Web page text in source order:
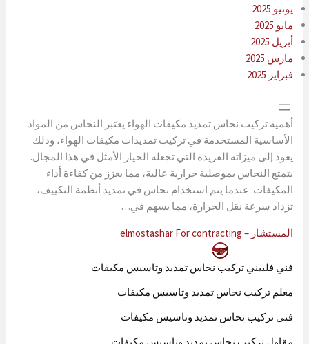
يونيو 2025
مايو 2025
أبريل 2025
مارس 2025
فبراير 2025
أهمية تركيب نحاس تمديد مكيفات الهواء يعتبر النحاس من المواد
الأساسية المستخدمة في تركيب تمديدات مكيفات الهواء، وذلك
يعود إلى ميزاته الفريدة التي تجعله الخيار الأمثل في هذا المجال.
يتمتع النحاس بموصلية حرارية عالية، مما يعزز من كفاءة أداء
المكيفات. عندما يتم استخدام نحاس في تمديد أنظمة التكييف،
تزداد سرعة نقل الحرارة، مما يسهم في…
المستشار – elmostashar For contracting
فني فلبيني تركيب نحاس تمديد وتاسيس مكيفات
معلم تركيب نحاس تمديد وتاسيس مكيفات
فني تركيب نحاس تمديد وتاسيس مكيفات
مقاول تركيب نحاس تمديد وتاسيس مكيفات